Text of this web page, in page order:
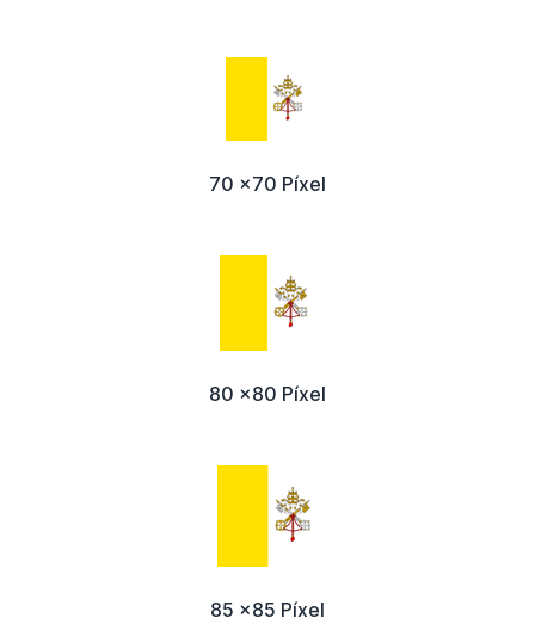
70 x70 Píxel
80 x80 Píxel
85 x85 Píxel